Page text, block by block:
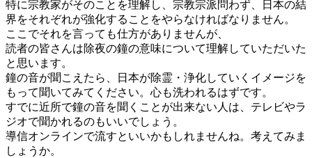
特に宗教家がそのことを理解し、宗教宗派問わず、日本の結
界をそれぞれが強化することをやらなければなりません。
ここでそれを言っても仕方がありませんが、
読者の皆さんは除夜の鐘の意味について理解していただいた
と思います。
鐘の音が聞こえたら、日本が除霊・浄化していくイメージを
もって聞いてみてください。心も洗われるはずです。
すでに近所で鐘の音を聞くことが出来ない人は、テレビやラ
ジオで聞かれるのもいいでしょう。
導信オンラインで流すといいかもしれませんね。考えてみま
しょうか。